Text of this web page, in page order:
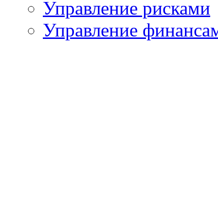
Управление рисками
Управление